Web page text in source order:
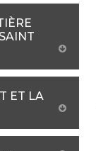
ET LA